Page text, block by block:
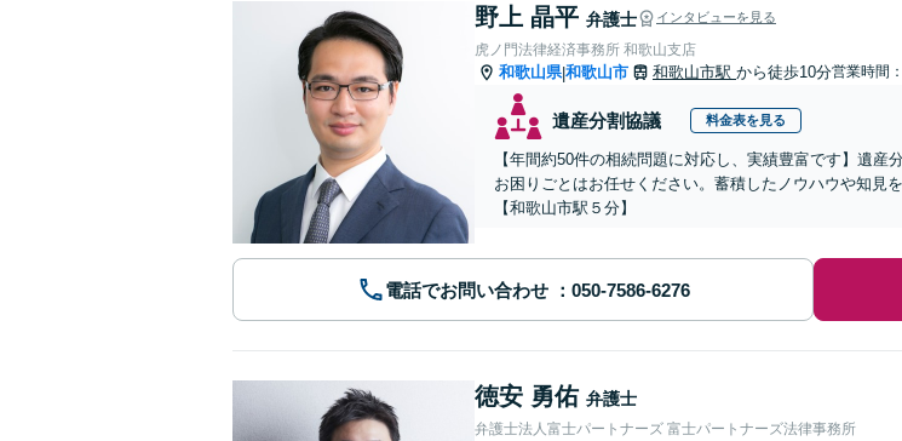
野上 晶平 弁護士 インタビューを見る
虎ノ門法律経済事務所 和歌山支店
和歌山県|和歌山市 和歌山市駅 から徒歩10分営業時間
遺産分割協議 料金表を見る
【年間約50件の相続問題に対応し、実績豊富です】遺
お困りごとはお任せください。蓄積したノウハウや知見
【和歌山市駅５分】
電話でお問い合わせ
徳安 勇佑 弁護士
弁護士法人富士パートナーズ 富士パートナーズ法律事務所